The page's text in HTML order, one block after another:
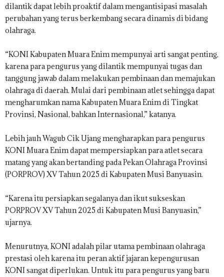
dilantik dapat lebih proaktif dalam mengantisipasi masalah
perubahan yang terus berkembang secara dinamis di bidang
olahraga.
“KONI Kabupaten Muara Enim mempunyai arti sangat penting,
karena para pengurus yang dilantik mempunyai tugas dan
tanggung jawab dalam melakukan pembinaan dan memajukan
olahraga di daerah. Mulai dari pembinaan atlet sehingga dapat
mengharumkan nama Kabupaten Muara Enim di Tingkat
Provinsi, Nasional, bahkan Internasional,” katanya.
Lebih jauh Wagub Cik Ujang mengharapkan para pengurus
KONI Muara Enim dapat mempersiapkan para atlet secara
matang yang akan bertanding pada Pekan Olahraga Provinsi
(PORPROV) XV Tahun 2025 di Kabupaten Musi Banyuasin.
“Karena itu persiapkan segalanya dan ikut sukseskan
PORPROV XV Tahun 2025 di Kabupaten Musi Banyuasin,”
ujarnya.
Menurutnya, KONI adalah pilar utama pembinaan olahraga
prestasi oleh karena itu peran aktif jajaran kepengurusan
KONI sangat diperlukan. Untuk itu para pengurus yang baru